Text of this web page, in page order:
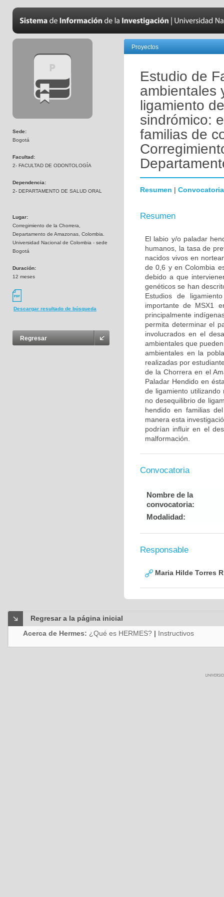
Sede:
Bogotá
Facultad:
2- FACULTAD DE ODONTOLOGÍA
Dependencia:
2- DEPARTAMENTO DE SALUD ORAL
Lugar:
Corregimiento de la Chorrera,
Departamento de Amazonas, Colombia.
Universidad Nacional de Colombia - sede
Bogotá
Duración:
12 meses
Descargar resultado de búsqueda
Regresar
Proyectos
Estudio de
ambientales
ligamiento
sindrómico:
familias de
Resumen | Convocatoria
Resumen
El labio y/o paladar
humanos, la tasa de
nacidos vivos en
de 0,6 y en Colombia
debido a que
genéticos se han
Estudios de
importante de MSX1
principalmente
permita determinar el
involucrados en el
ambientales que
ambientales en la
realizadas por
de la Chorrera en el
Paladar Hendido en
de ligamiento
no desequilibrio de
hendido en familias
manera esta
podrían influir en el
malformación.
Convocatoria
Nombre de la
convocatoria:
Modalidad:
Responsable
Maria Hilde Torres
Regresar a la página inicial
Acerca de Hermes: ¿Qué es HERMES? | Instructivos